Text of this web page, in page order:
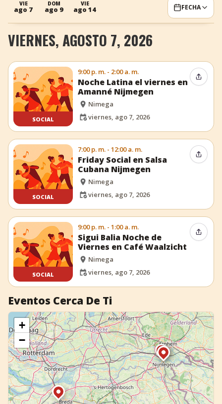
+ Añadir evento
VIE
ago 7
DOM
ago 9
VIE
ago 14 FECHA
VIERNES, AGOSTO 7, 2026
SOCIAL
9:00 p. m. - 2:00 a. m.
Noche Latina el viernes en
Amanné Nijmegen
Nimega
viernes, ago 7, 2026
SOCIAL
7:00 p. m. - 12:00 a. m.
Friday Social en Salsa
Cubana Nijmegen
Nimega
viernes, ago 7, 2026
SOCIAL
9:00 p. m. - 1:00 a. m.
Sigui Balia Noche de
Viernes en Café Waalzicht
Nimega
viernes, ago 7, 2026
Eventos Cerca De Ti
+
−